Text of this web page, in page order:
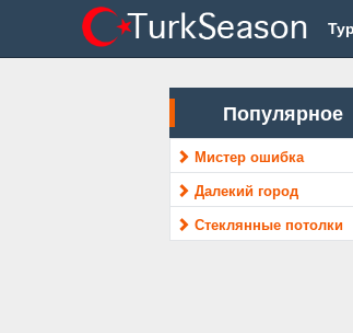
Популярное
Мистер ошибка
Далекий город
Стеклянные потолки